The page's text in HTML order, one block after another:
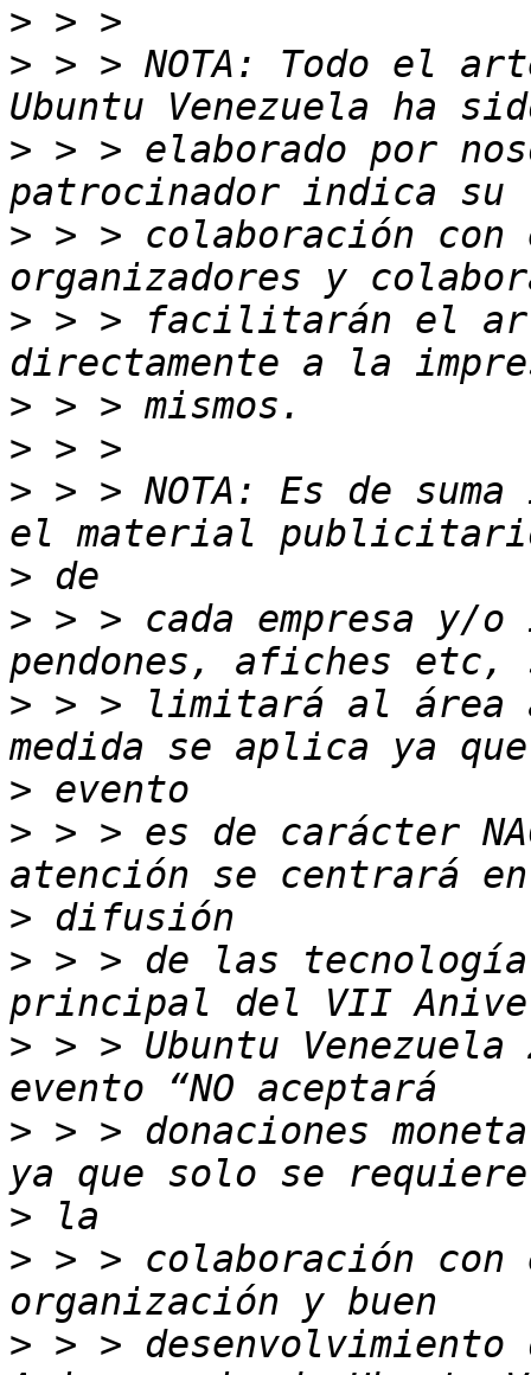
>
> > > NOTA: Todo el
> > > elaborado por
> > > colaboración
> > > facilitarán el
>
>
> > > NOTA: Es de
>
> > > cada empresa y/
> > > limitará al área
>
> > > es de carácter
>
> > > de las
> > > Ubuntu
> > > donaciones
>
> > > colaboración
> > >